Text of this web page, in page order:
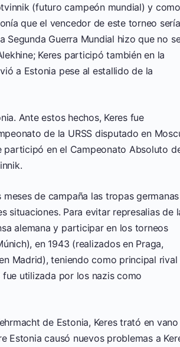
(futuro campeón mundial) y como
que el vencedor de este torneo sería
Guerra Mundial hizo que no
Keres participó también en la
a Estonia pese al estallido de la
Ante estos hechos, Keres fue
de la URSS disputado en
participó en el Campeonato Absoluto
de campaña las tropas germanas
situaciones. Para evitar represalias de
alemana y participar en los torneos
en 1943 (realizados en Praga,
Madrid), teniendo como principal rival
utilizada por los nazis como
de Estonia, Keres trató en vano
Estonia causó nuevos problemas a